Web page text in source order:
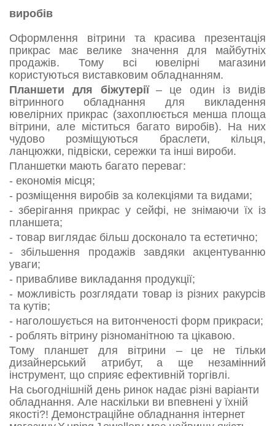
виробів
Оформлення вітрини та красива презентація
прикрас має велике значення для майбутніх
продажів. Тому всі ювелірні магазини
користуються виставковим обладнанням.
Планшети для біжутерії – це один із видів
вітринного обладнання для викладення
ювелірних прикрас (захоплюється менша площа
вітрини, але міститься багато виробів). На них
чудово розміщуються браслети, кільця,
ланцюжки, підвіски, сережки та інші вироби.
Планшетки мають багато переваг:
- економія місця;
- розміщення виробів за колекціями та видами;
- зберігання прикрас у сейфі, не знімаючи їх із
планшета;
- товар виглядає більш досконало та естетично;
- збільшення продажів завдяки акцентуванню
уваги;
- привабливе викладання продукції;
- можливість розглядати товар із різних ракурсів
та кутів;
- наголошується на витонченості форм прикраси;
- роблять вітрину різноманітною та цікавою.
Тому планшет для вітрини –
це не тільки
дизайнерський атрибут,
а ще незамінний
інструмент, що сприяє ефективній торгівлі.
На сьогоднішній день ринок надає різні варіанти
обладнання. Але наскільки ви впевнені у їхній
якості?! Демонстраційне обладнання інтернет